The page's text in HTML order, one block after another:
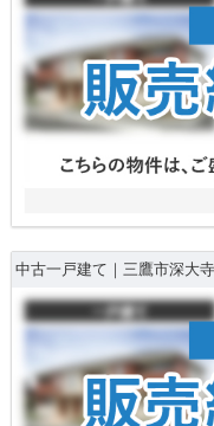
中古一戸建て｜三鷹市深大